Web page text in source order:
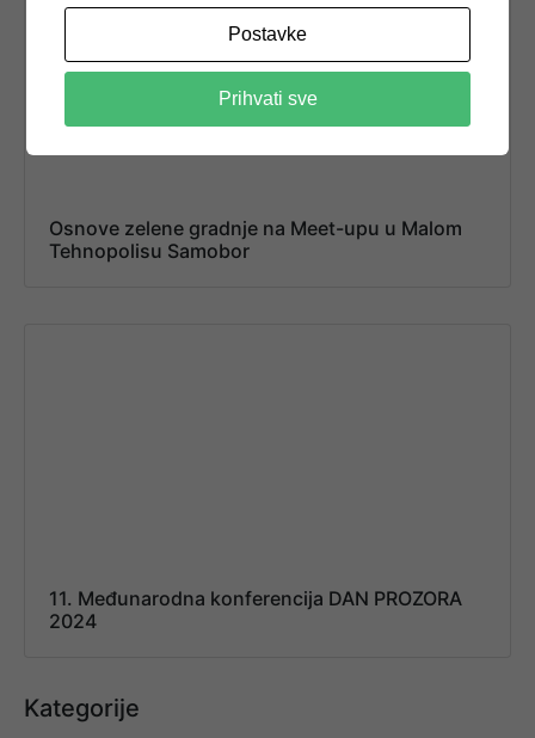
Osnove zelene gradnje na Meet-upu u Malom
Tehnopolisu Samobor
11. Međunarodna konferencija DAN PROZORA
2024
Kategorije
Postavke
Prihvati sve